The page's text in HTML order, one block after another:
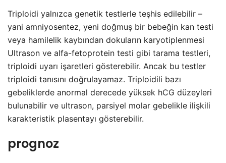
Triploidi yalnızca genetik testlerle teşhis edilebilir –
yani amniyosentez, yeni doğmuş bir bebeğin kan testi
veya hamilelik kaybından dokuların karyotiplenmesi
Ultrason ve alfa-fetoprotein testi gibi tarama testleri,
triploidi uyarı işaretleri gösterebilir. Ancak bu testler
triploidi tanısını doğrulayamaz. Triploidili bazı
gebeliklerde anormal derecede yüksek hCG düzeyleri
bulunabilir ve ultrason, parsiyel molar gebelikle ilişkili
karakteristik plasentayı gösterebilir.
prognoz